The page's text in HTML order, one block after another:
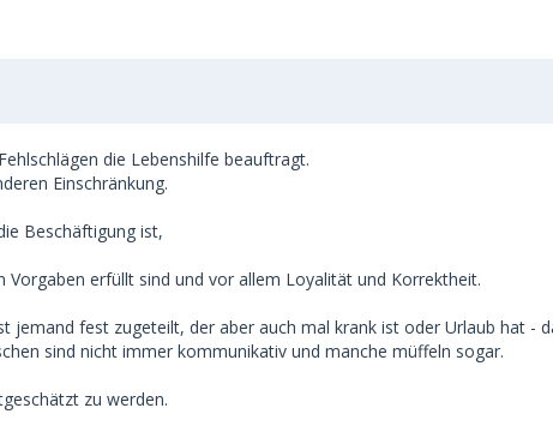
die Lebenshilfe beauftragt.
Einschränkung.
Beschäftigung ist,
Vorgaben erfüllt sind und vor allem Loyalität und Korrektheit.
jemand fest zugeteilt, der aber auch mal krank ist oder Urlaub hat -
sind nicht immer kommunikativ und manche müffeln sogar.
zu werden.